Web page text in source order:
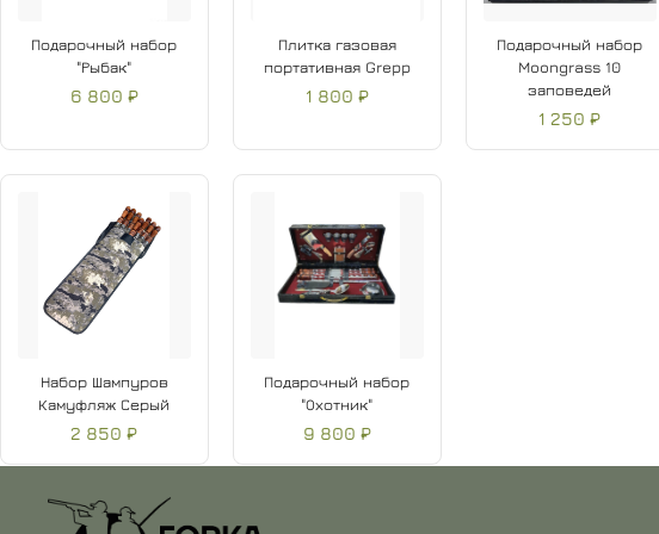
Подарочный набор
"Рыбак"
6 800 ₽
Плитка газовая
портативная Grepp
1 800 ₽
Подарочный набор
Moongrass 10
заповедей
1 250 ₽
Набор Шампуров
Камуфляж Серый
2 850 ₽
Подарочный набор
"Охотник"
9 800 ₽